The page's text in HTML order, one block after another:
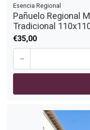
Esencia Regional
Pañuelo Regional
Tradicional
€35,00
-